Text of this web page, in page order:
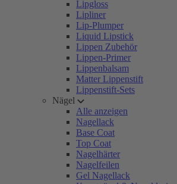
Lipgloss
Lipliner
Lip-Plumper
Liquid Lipstick
Lippen Zubehör
Lippen-Primer
Lippenbalsam
Matter Lippenstift
Lippenstift-Sets
Nägel
Alle anzeigen
Nagellack
Base Coat
Top Coat
Nagelhärter
Nagelfeilen
Gel Nagellack